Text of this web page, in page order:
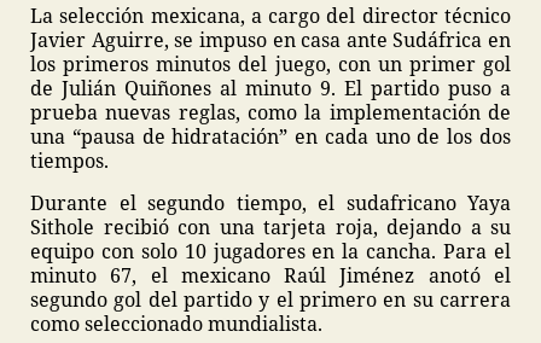
La selección mexicana, a cargo del director técnico
Javier Aguirre, se impuso en casa ante Sudáfrica en
los primeros minutos del juego, con un primer gol
de Julián Quiñones al minuto 9. El partido puso a
prueba nuevas reglas, como la implementación de
una “pausa de hidratación” en cada uno de los dos
tiempos.
Durante el segundo tiempo, el sudafricano Yaya
Sithole recibió con una tarjeta roja, dejando a su
equipo con solo 10 jugadores en la cancha. Para el
minuto 67, el mexicano Raúl Jiménez anotó el
segundo gol del partido y el primero en su carrera
como seleccionado mundialista.